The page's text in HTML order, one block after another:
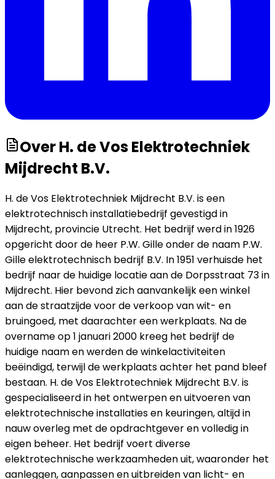
OverH. de Vos Elektrotechniek
Mijdrecht B.V.
H. de Vos Elektrotechniek Mijdrecht B.V. is een
elektrotechnisch installatiebedrijf gevestigd in
Mijdrecht, provincie Utrecht. Het bedrijf werd in 1926
opgericht door de heer P.W. Gille onder de naam P.W.
Gille elektrotechnisch bedrijf B.V. In 1951 verhuisde het
bedrijf naar de huidige locatie aan de Dorpsstraat 73 in
Mijdrecht. Hier bevond zich aanvankelijk een winkel
aan de straatzijde voor de verkoop van wit- en
bruingoed, met daarachter een werkplaats. Na de
overname op 1 januari 2000 kreeg het bedrijf de
huidige naam en werden de winkelactiviteiten
beëindigd, terwijl de werkplaats achter het pand bleef
bestaan. H. de Vos Elektrotechniek Mijdrecht B.V. is
gespecialiseerd in het ontwerpen en uitvoeren van
elektrotechnische installaties en keuringen, altijd in
nauw overleg met de opdrachtgever en volledig in
eigen beheer. Het bedrijf voert diverse
elektrotechnische werkzaamheden uit, waaronder het
aanleggen, aanpassen en uitbreiden van licht- en